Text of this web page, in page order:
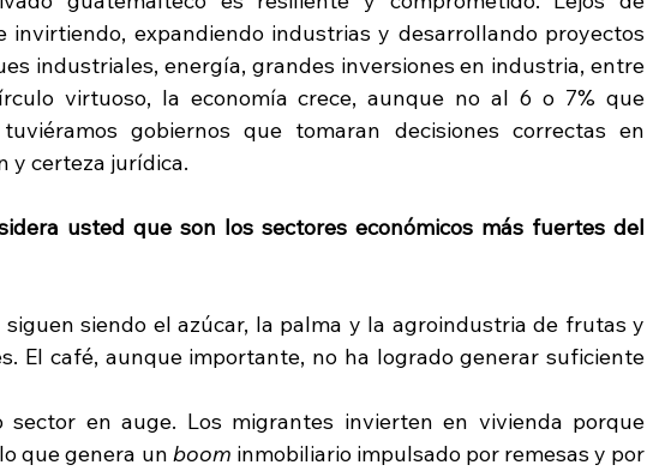
invirtiendo, expandiendo industrias y desarrollando proyectos
industriales, energía, grandes inversiones en industria, entre
virtuoso, la economía crece, aunque no al 6 o 7% que
gobiernos que tomaran decisiones correctas en
y certeza jurídica.
usted que son los sectores económicos más fuertes del
siendo el azúcar, la palma y la agroindustria de frutas y
El café, aunque importante, no ha logrado generar suficiente
sector en auge. Los migrantes invierten en vivienda porque
que genera un boom inmobiliario impulsado por remesas y por